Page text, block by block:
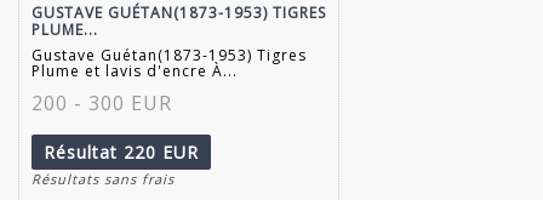
GUSTAVE GUÉTAN(1873-1953) TIGRES
PLUME...
Gustave Guétan(1873-1953) Tigres
Plume et lavis d'encre À...
200 - 300 EUR
Résultat 220 EUR
Résultats sans frais